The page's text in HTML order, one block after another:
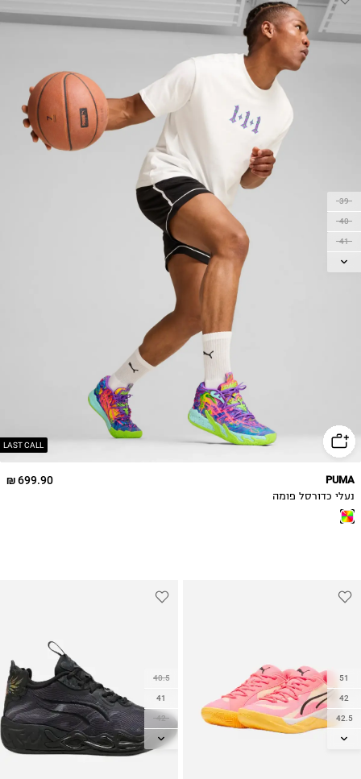
LAST CALL
39
40
41
42
699.90 ₪ PUMA
נעלי כדורסל פומה
51
42
42.5
43
40.5
41
42
42.5